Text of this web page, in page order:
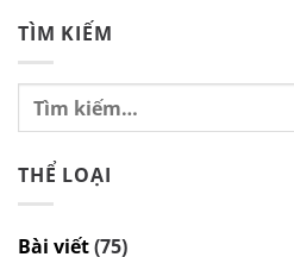
TÌM KIẾM
THỂ LOẠI
Bài viết(75)